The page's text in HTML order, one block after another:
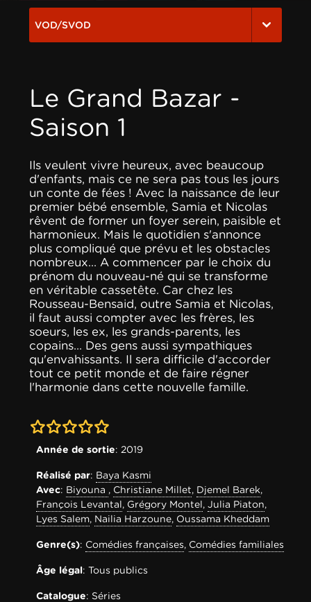
VOD/SVOD
Le Grand Bazar -
Saison 1
Ils veulent vivre heureux, avec beaucoup
d'enfants, mais ce ne sera pas tous les jours
un conte de fées ! Avec la naissance de leur
premier bébé ensemble, Samia et Nicolas
rêvent de former un foyer serein, paisible et
harmonieux. Mais le quotidien s'annonce
plus compliqué que prévu et les obstacles
nombreux... A commencer par le choix du
prénom du nouveau-né qui se transforme
en véritable cassetête. Car chez les
Rousseau-Bensaid, outre Samia et Nicolas,
il faut aussi compter avec les frères, les
soeurs, les ex, les grands-parents, les
copains... Des gens aussi sympathiques
qu'envahissants. Il sera difficile d'accorder
tout ce petit monde et de faire régner
l'harmonie dans cette nouvelle famille.
0-0Année de sortie: 2019
Réalisé par: Baya Kasmi
Avec: Biyouna , Christiane Millet, Djemel Barek,
François Levantal, Grégory Montel, Julia Piaton,
Lyes Salem, Nailia Harzoune, Oussama Kheddam
Genre(s): Comédies françaises, Comédies familiales
Âge légal: Tous publics
Catalogue: Séries